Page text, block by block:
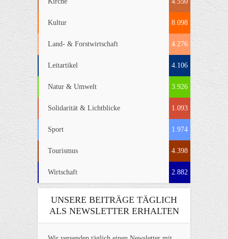
Kultur 8.098
Land- & Forstwirtschaft 4.276
Leitartikel 4.106
Natur & Umwelt 3.926
Solidarität & Lichtblicke 1.093
Sport 1.974
Tourismus 4.398
Wirtschaft 2.882
UNSERE BEITRÄGE TÄGLICH
ALS NEWSLETTER ERHALTEN